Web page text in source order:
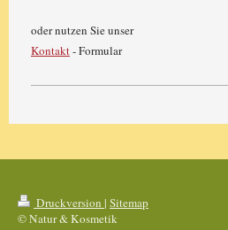
oder nutzen Sie unser
Kontakt- Formular
Druckversion | Sitemap
© Natur & Kosmetik